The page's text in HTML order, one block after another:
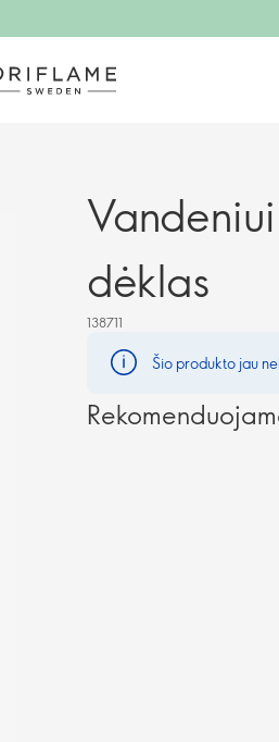
dėklas
138711
Šio produkto jau